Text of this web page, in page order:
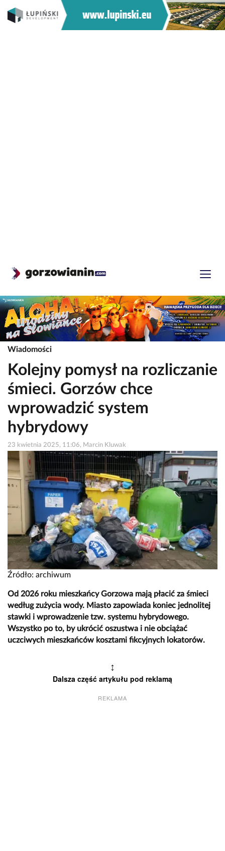
Wiadomości
Kolejny pomysł na rozliczanie
śmieci. Gorzów chce
wprowadzić system
hybrydowy
23 kwietnia 2025, 11:06, Marcin Kluwak
Źródło: archiwum
Od 2026 roku mieszkańcy Gorzowa mają płacić za śmieci
według zużycia wody. Miasto zapowiada koniec jednolitej
stawki i wprowadzenie tzw. systemu hybrydowego.
Wszystko po to, by ukrócić oszustwa i nie obciążać
uczciwych mieszkańców kosztami fikcyjnych lokatorów.
↕
Dalsza część artykułu pod reklamą
REKLAMA